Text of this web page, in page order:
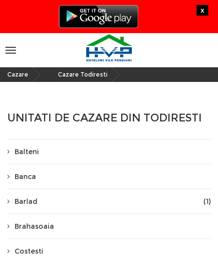
x
Toggle
navigation
Cazare Cazare Todiresti
UNITATI DE CAZARE DIN TODIRESTI
Balteni
Banca
Barlad (1)
Brahasoaia
Costesti